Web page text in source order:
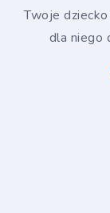
Twoje
dla niego